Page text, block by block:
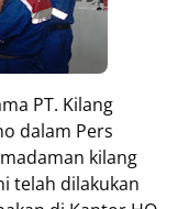
PT. Kilang
dalam Pers
kilang
telah dilakukan